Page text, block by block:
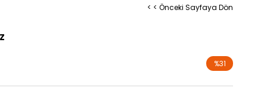
< < Önceki Sayfaya Dön
%31